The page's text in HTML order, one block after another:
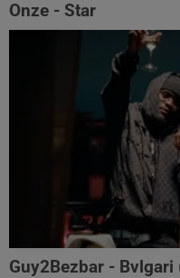
Onze - Star
Guy2Bezbar - Bvlgari